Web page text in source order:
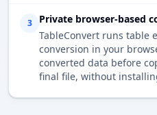
3
Private browser-based
TableConvert runs table
conversion in your
converted data before
final file, without